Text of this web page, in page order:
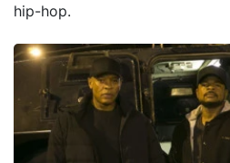
hip-hop.